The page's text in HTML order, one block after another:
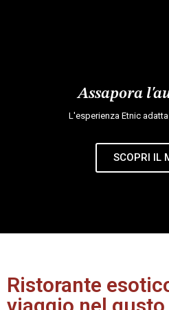
Assapora
L'esperienza Etnic
SCOPRI IL
Ristorante